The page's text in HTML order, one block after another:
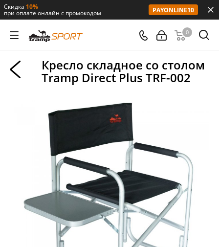
Скидка 10%
при оплате онлайн с промокодом PAYONLINE10
0
Кресло складное со столом
Tramp Direct Plus TRF-002